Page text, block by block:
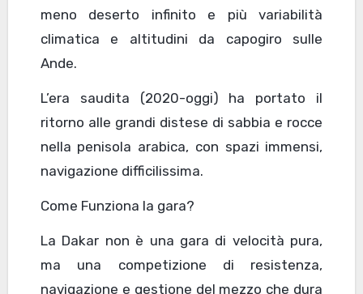
meno deserto infinito e più variabilità
climatica e altitudini da capogiro sulle
Ande.
L’era saudita (2020-oggi) ha portato il
ritorno alle grandi distese di sabbia e rocce
nella penisola arabica, con spazi immensi,
navigazione difficilissima.
Come Funziona la gara?
La Dakar non è una gara di velocità pura,
ma una competizione di resistenza,
navigazione e gestione del mezzo che dura